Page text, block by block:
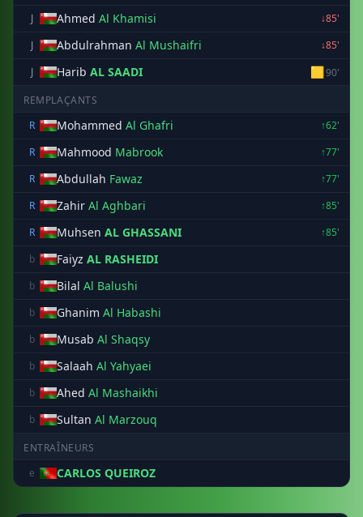
J
Ahmed Al Khamisi
↓85'
J
Abdulrahman Al Mushaifri
↓85'
J
Harib AL SAADI 🟨90'
REMPLAÇANTS
R
Mohammed Al Ghafri
↑62'
R
Mahmood Mabrook
↑77'
R
Abdullah Fawaz
↑77'
R
Zahir Al Aghbari
↑85'
R
Muhsen AL GHASSANI
↑85'
b
Faiyz AL RASHEIDI
b Bilal Al Balushi
b Ghanim Al Habashi
b Musab Al Shaqsy
b Salaah Al Yahyaei
b Ahed Al Mashaikhi
b Sultan Al Marzouq
ENTRAÎNEURS
e
CARLOS QUEIROZ